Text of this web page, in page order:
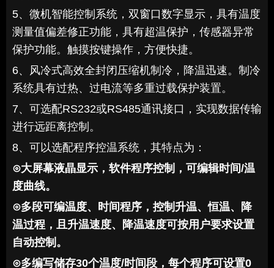
5、微机智能控制系统，双窗口数字显示，具有温度
测量值偏差修正功能，具有超温保护，传感器异常
保护功能。触摸按键操作，方便快捷。
6、风冷式高效全封闭压缩机制冷，降温迅速。制冷
系统具有过热、过电流等多重过载保护装置。
7、 可选配RS232或RS485通讯接口，实现数据传输
进行远距离控制。
8、 可以选配程序控温系统，其特点为：
⊙大屏幕液晶显示，软件程序控制，可编辑时间/温
度曲线。
⊙多段可编温度、时间程序，控制升温、恒温、降
温过程，且升温速度、降温速度可按用户要求设置
自动控制。
⊙多编写储存30个温度/时间段，每个程序可设置0